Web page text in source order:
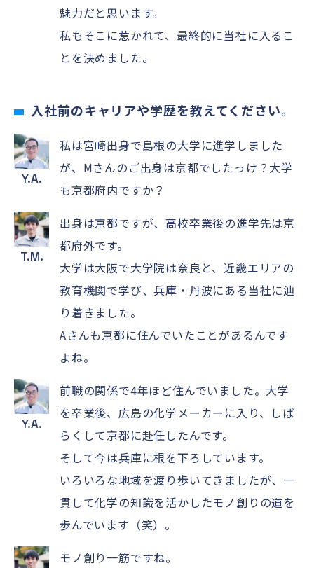
魅力だと思います。
私もそこに惹かれて、最終的に当社に入るこ
とを決めました。
入社前のキャリアや学歴を教えてください。
Y.A.
私は宮崎出身で島根の大学に進学しました
が、Mさんのご出身は京都でしたっけ？大学
も京都府内ですか？
T.M.
出身は京都ですが、高校卒業後の進学先は京
都府外です。
大学は大阪で大学院は奈良と、近畿エリアの
教育機関で学び、兵庫・丹波にある当社に辿
り着きました。
Aさんも京都に住んでいたことがあるんです
よね。
Y.A.
前職の関係で4年ほど住んでいました。大学
を卒業後、広島の化学メーカーに入り、しば
らくして京都に赴任したんです。
そして今は兵庫に根を下ろしています。
いろいろな地域を渡り歩いてきましたが、一
貫して化学の知識を活かしたモノ創りの道を
歩んでいます（笑）。
モノ創り一筋ですね。